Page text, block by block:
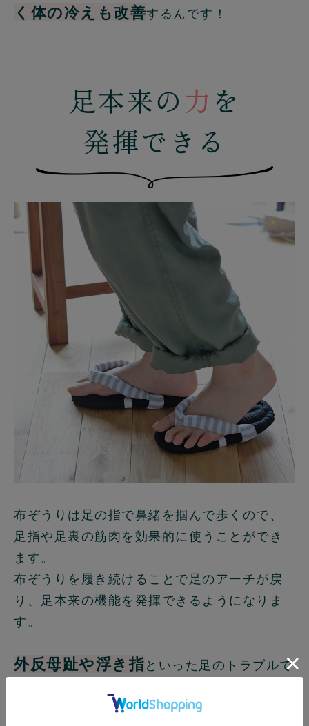
く体の冷えも改善するんです！
足本来の力 を
発揮できる
布ぞうりは足の指で鼻緒を掴んで歩くので、
足指や足裏の筋肉を効果的に使うことができ
ます。
布ぞうりを履き続けることで足のアーチが戻
り、足本来の機能を発揮できるようになりま
す。
外反母趾や浮き指といった足のトラブルで
を感じられる方にもおすすめです。